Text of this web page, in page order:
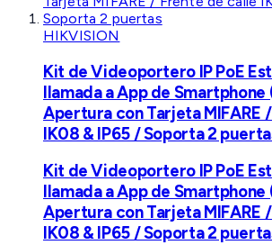
HIKVISION
Kit de Videoportero IP PoE
llamada a App de
Apertura con Tarjeta MIFARE
IK08 & IP65 / Soporta 2
Kit de Videoportero IP PoE
llamada a App de
Apertura con Tarjeta MIFARE
IK08 & IP65 / Soporta 2